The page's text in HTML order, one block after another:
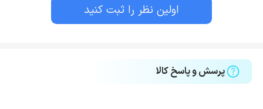
اولین نظر را ثبت کنید
پرسش و پاسخ کالا